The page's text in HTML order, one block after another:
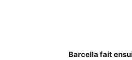
Barcella fait